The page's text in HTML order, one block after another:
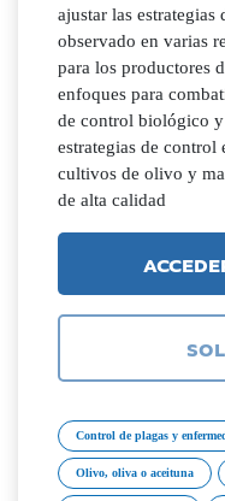
ajustar las
observado en varias
para los productores
enfoques para
de control biológico
estrategias de control
cultivos de olivo y
de alta calidad
Control de plagas y
Olivo, oliva o aceituna